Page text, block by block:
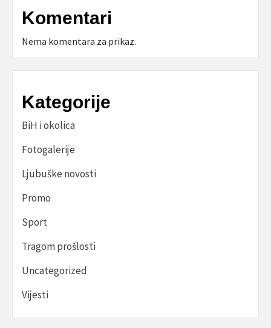
Komentari
Nema komentara za prikaz.
Kategorije
BiH i okolica
Fotogalerije
Ljubuške novosti
Promo
Sport
Tragom prošlosti
Uncategorized
Vijesti